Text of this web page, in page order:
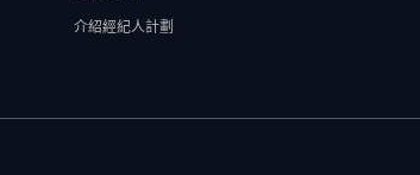
介紹經紀人計劃